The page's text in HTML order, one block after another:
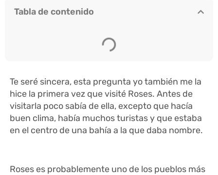
Tabla de contenido
Te seré sincera, esta pregunta yo también me la
hice la primera vez que visité Roses. Antes de
visitarla poco sabía de ella, excepto que hacía
buen clima, había muchos turistas y que estaba
en el centro de una bahía a la que daba nombre.
Roses es probablemente uno de los pueblos más